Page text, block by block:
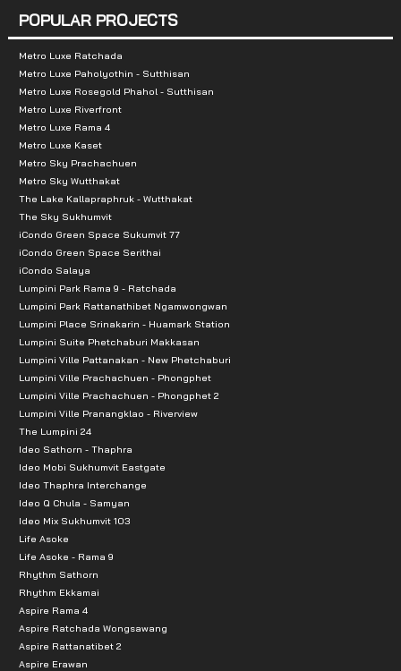
POPULAR PROJECTS
Metro Luxe Ratchada
Metro Luxe Paholyothin - Sutthisan
Metro Luxe Rosegold Phahol - Sutthisan
Metro Luxe Riverfront
Metro Luxe Rama 4
Metro Luxe Kaset
Metro Sky Prachachuen
Metro Sky Wutthakat
The Lake Kallapraphruk - Wutthakat
The Sky Sukhumvit
iCondo Green Space Sukumvit 77
iCondo Green Space Serithai
iCondo Salaya
Lumpini Park Rama 9 - Ratchada
Lumpini Park Rattanathibet Ngamwongwan
Lumpini Place Srinakarin - Huamark Station
Lumpini Suite Phetchaburi Makkasan
Lumpini Ville Pattanakan - New Phetchaburi
Lumpini Ville Prachachuen - Phongphet
Lumpini Ville Prachachuen - Phongphet 2
Lumpini Ville Pranangklao - Riverview
The Lumpini 24
Ideo Sathorn - Thaphra
Ideo Mobi Sukhumvit Eastgate
Ideo Thaphra Interchange
Ideo Q Chula - Samyan
Ideo Mix Sukhumvit 103
Life Asoke
Life Asoke - Rama 9
Rhythm Sathorn
Rhythm Ekkamai
Aspire Rama 4
Aspire Ratchada Wongsawang
Aspire Rattanatibet 2
Aspire Erawan